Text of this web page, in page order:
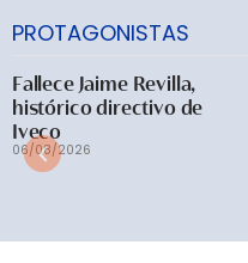
PROTAGONISTAS
Fallece Jaime Revilla,
histórico directivo de
Iveco
06/08/2026